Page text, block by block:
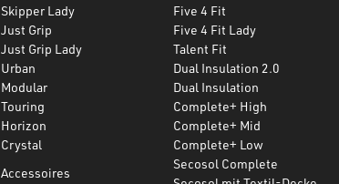
Skipper Lady
Just Grip
Just Grip Lady
Urban
Modular
Touring
Horizon
Crystal
Accessoires
Five 4 Fit
Five 4 Fit Lady
Talent Fit
Dual Insulation 2.0
Dual Insulation
Complete+ High
Complete+ Mid
Complete+ Low
Secosol Complete